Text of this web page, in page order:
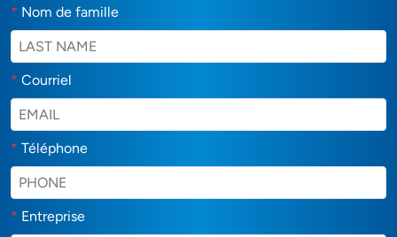
* Nom de famille
* Courriel
* Téléphone
* Entreprise